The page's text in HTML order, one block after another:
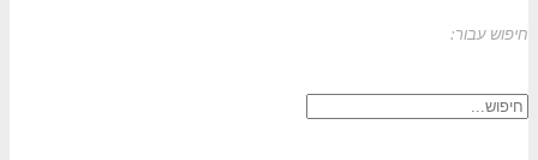
חיפוש עבור: